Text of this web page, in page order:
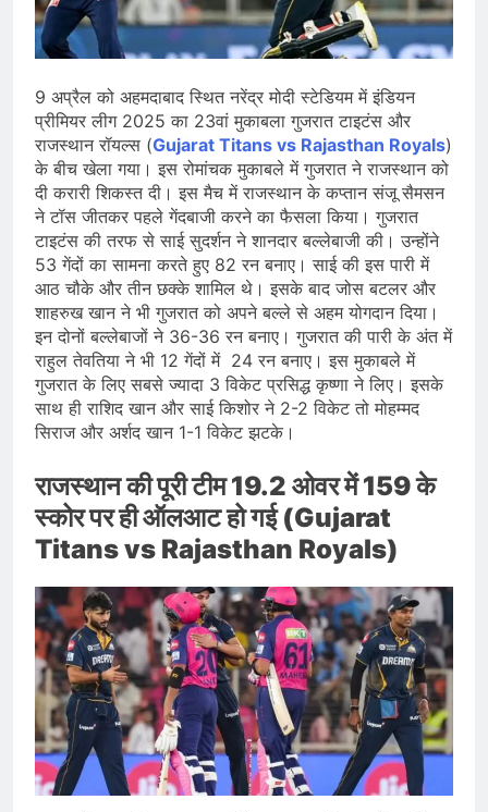
जारी किया, दिल्ली-NCR समेत कई क्षेत्रों में
जलभराव और बाढ़ की आशंका
August 6, 2026
जंतर-मंतर पुलिस कार्रवाई पर संसद में विपक्ष
August 6, 2026
राष्ट्रीय हथकरघा दिवस की तैयारियाँ तेज़,
देशभर में बुनकरों और हस्तशिल्प प्रदर्शनियों का
होगा आयोजन
August 5, 2026
9 अप्रैल को अहमदाबाद स्थित नरेंद्र मोदी स्टेडियम में इंडियन
प्रीमियर लीग 2025 का 23वां मुकाबला गुजरात टाइटंस और
राजस्थान रॉयल्स (Gujarat Titans vs Rajasthan Royals)
के बीच खेला गया। इस रोमांचक मुकाबले में गुजरात ने राजस्थान को
दी करारी शिकस्त दी। इस मैच में राजस्थान के कप्तान संजू सैमसन
ने टॉस जीतकर पहले गेंदबाजी करने का फैसला किया। गुजरात
टाइटंस की तरफ से साई सुदर्शन ने शानदार बल्लेबाजी की। उन्होंने
53 गेंदों का सामना करते हुए 82 रन बनाए। साई की इस पारी में
आठ चौके और तीन छक्के शामिल थे। इसके बाद जोस बटलर और
शाहरुख खान ने भी गुजरात को अपने बल्ले से अहम योगदान दिया।
इन दोनों बल्लेबाजों ने 36-36 रन बनाए। गुजरात की पारी के अंत में
राहुल तेवतिया ने भी 12 गेंदों में 24 रन बनाए। इस मुकाबले में
गुजरात के लिए सबसे ज्यादा 3 विकेट प्रसिद्ध कृष्णा ने लिए। इसके
साथ ही राशिद खान और साई किशोर ने 2-2 विकेट तो मोहम्मद
सिराज और अर्शद खान 1-1 विकेट झटके।
राजस्थान की पूरी टीम 19.2 ओवर में 159 के
स्कोर पर ही ऑलआट हो गई (Gujarat
Titans vs Rajasthan Royals)